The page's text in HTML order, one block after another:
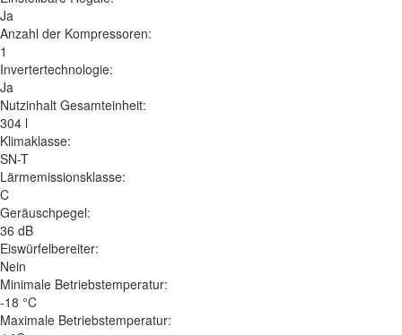
Ja
Anzahl der Kompressoren:
1
Invertertechnologie:
Ja
Nutzinhalt Gesamteinheit:
304 l
Klimaklasse:
SN-T
Lärmemissionsklasse:
C
Geräuschpegel:
36 dB
Eiswürfelbereiter:
Nein
Minimale Betriebstemperatur:
-18 °C
Maximale Betriebstemperatur: